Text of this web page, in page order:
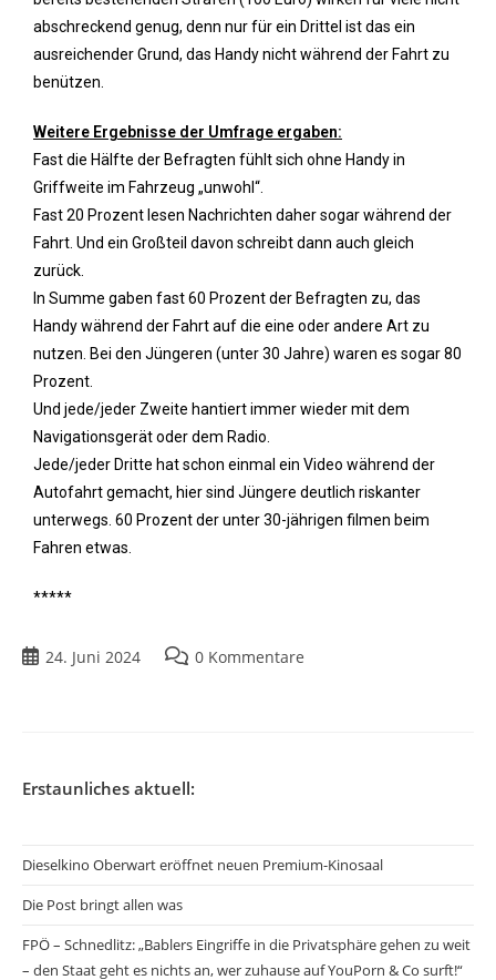
abschreckend genug, denn nur für ein Drittel ist das ein
ausreichender Grund, das Handy nicht während der Fahrt zu
benützen.
Weitere Ergebnisse der Umfrage ergaben:
Fast die Hälfte der Befragten fühlt sich ohne Handy in
Griffweite im Fahrzeug „unwohl“.
Fast 20 Prozent lesen Nachrichten daher sogar während der
Fahrt. Und ein Großteil davon schreibt dann auch gleich
zurück.
In Summe gaben fast 60 Prozent der Befragten zu, das
Handy während der Fahrt auf die eine oder andere Art zu
nutzen. Bei den Jüngeren (unter 30 Jahre) waren es sogar 80
Prozent.
Und jede/jeder Zweite hantiert immer wieder mit dem
Navigationsgerät oder dem Radio.
Jede/jeder Dritte hat schon einmal ein Video während der
Autofahrt gemacht, hier sind Jüngere deutlich riskanter
unterwegs. 60 Prozent der unter 30-jährigen filmen beim
Fahren etwas.
*****
24. Juni 2024 0 Kommentare
Erstaunliches aktuell:
Dieselkino Oberwart eröffnet neuen Premium-Kinosaal
Die Post bringt allen was
FPÖ – Schnedlitz: „Bablers Eingriffe in die Privatsphäre gehen zu weit
– den Staat geht es nichts an, wer zuhause auf YouPorn & Co surft!“